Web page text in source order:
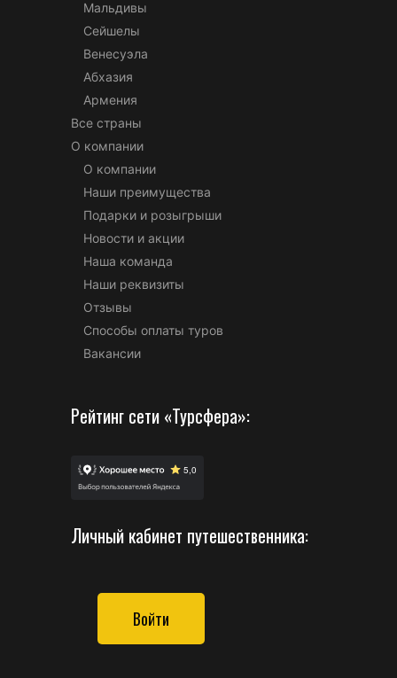
Мальдивы
Сейшелы
Венесуэла
Абхазия
Армения
Все страны
О компании
О компании
Наши преимущества
Подарки и розыгрыши
Новости и акции
Наша команда
Наши реквизиты
Отзывы
Способы оплаты туров
Вакансии
Рейтинг сети «Турсфера»:
Личный кабинет путешественника:
Войти